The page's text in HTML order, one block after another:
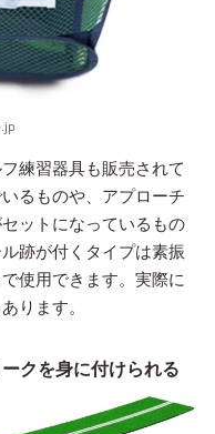
練習器具も販売されて
るものや、アプローチ
ットになっているもの
跡が付くタイプは素振
使用できます。実際に
ります。
クを身に付けられる